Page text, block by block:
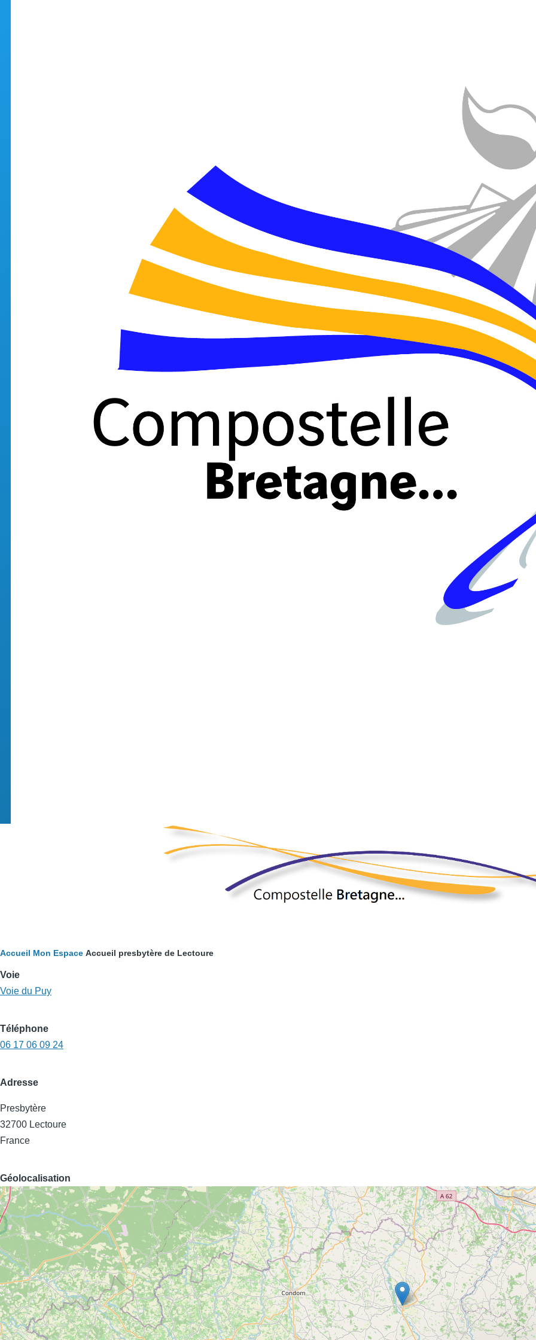
Fil
d'Ariane
Accueil Mon Espace Accueil presbytère de Lectoure
Voie
Voie du Puy
Téléphone
06 17 06 09 24
Adresse
Presbytère
32700 Lectoure
France
Géolocalisation